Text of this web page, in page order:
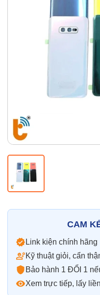
Màn hình Vsmart
CAM
Link kiện chính hãng
Kỹ thuật giỏi, cẩn
Bảo hành 1 ĐỔI 1
Xem trực tiếp, lấy liền